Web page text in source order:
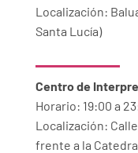
Localización:
Santa Lucía)
Centro de
Horario: 19:00 a
Localización:
frente a la